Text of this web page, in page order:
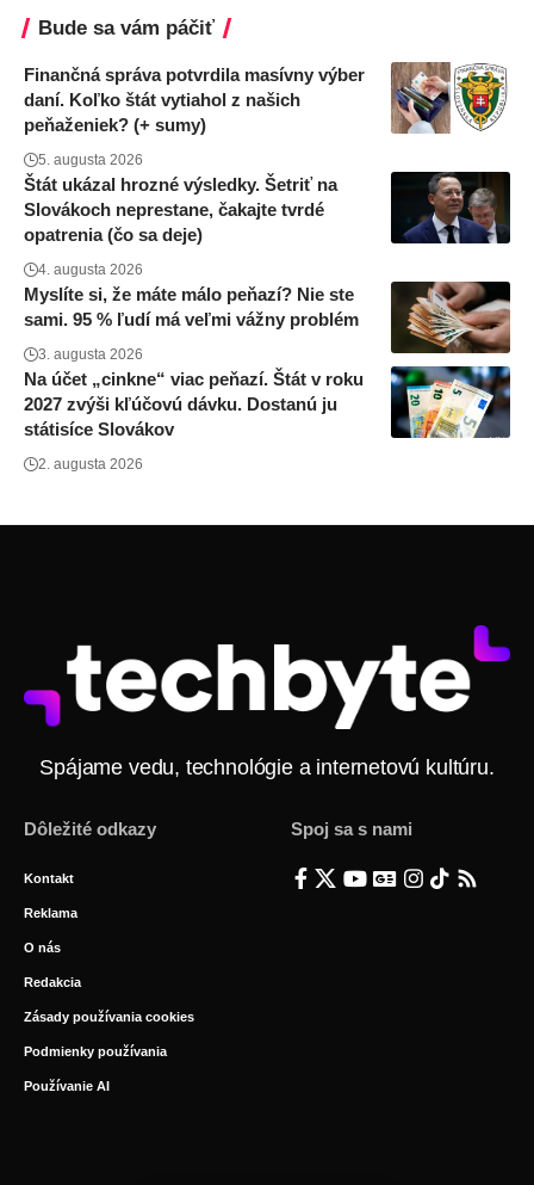
Bude sa vám páčiť
Finančná správa potvrdila masívny výber
daní. Koľko štát vytiahol z našich
peňaženiek? (+ sumy)
5. augusta 2026
Štát ukázal hrozné výsledky. Šetriť na
Slovákoch neprestane, čakajte tvrdé
opatrenia (čo sa deje)
4. augusta 2026
Myslíte si, že máte málo peňazí? Nie ste
sami. 95 % ľudí má veľmi vážny problém
3. augusta 2026
Na účet „cinkne“ viac peňazí. Štát v roku
2027 zvýši kľúčovú dávku. Dostanú ju
státisíce Slovákov
2. augusta 2026
Spájame vedu, technológie a internetovú kultúru.
Dôležité odkazy
Kontakt
Reklama
O nás
Redakcia
Zásady používania cookies
Podmienky používania
Používanie AI
Spoj sa s nami